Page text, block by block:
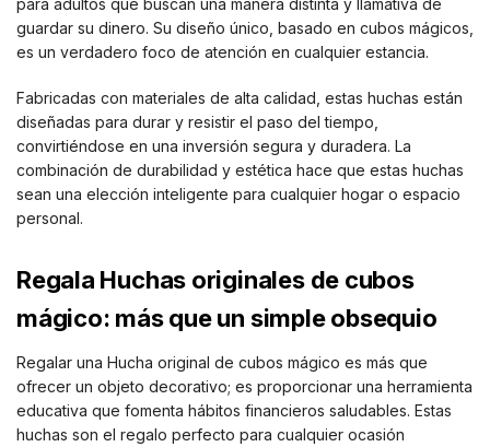
para adultos que buscan una manera distinta y llamativa de
guardar su dinero. Su diseño único, basado en cubos mágicos,
es un verdadero foco de atención en cualquier estancia.
Fabricadas con materiales de alta calidad, estas huchas están
diseñadas para durar y resistir el paso del tiempo,
convirtiéndose en una inversión segura y duradera. La
combinación de durabilidad y estética hace que estas huchas
sean una elección inteligente para cualquier hogar o espacio
personal.
Regala Huchas originales de cubos
mágico: más que un simple obsequio
Regalar una Hucha original de cubos mágico es más que
ofrecer un objeto decorativo; es proporcionar una herramienta
educativa que fomenta hábitos financieros saludables. Estas
huchas son el regalo perfecto para cualquier ocasión